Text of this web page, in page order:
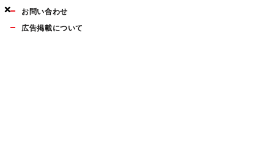
×
×
×
お問い合わせ
広告掲載について